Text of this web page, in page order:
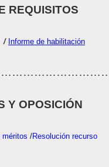
REQUISITOS
/ Informe de habilitación
OPOSICIÓN
méritos /Resolución recurso